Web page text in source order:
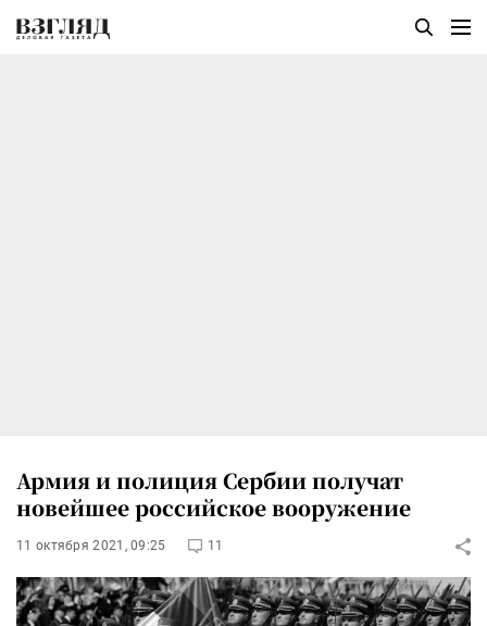
Армия и полиция Сербии получат
новейшее российское вооружение
11 октября 2021, 09:25 11